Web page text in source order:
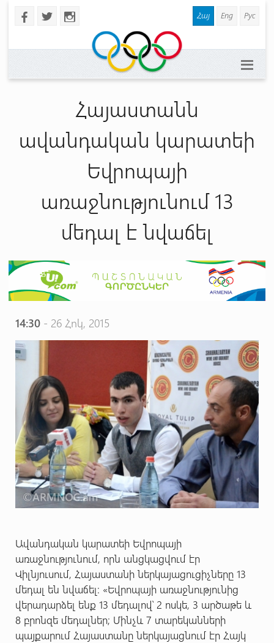
b a x Հայ Eng Рус
Հայաստանն
ավանդական կարատեի
Եվրոպայի
առաջնությունում 13
մեդալ է նվաճել
14:30- 26 Հոկ, 2015
Ավանդական կարատեի Եվրոպայի
առաջնությունում, որն անցկացվում էր
Վիլնյուսում, Հայաստանի ներկայացուցիչները 13
մեդալ են նվաճել: «Եվրոպայի առաջնությունից
վերադարձել ենք 13 մեդալով՝ 2 ոսկե, 3 արծաթե և
8 բրոնզե մեդալներ; Մինչև 7 տարեկանների
պայքարում Հայաստանը ներկայացնում էր Հայկ